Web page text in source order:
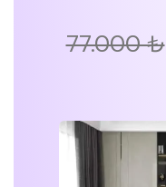
77.000 ₺